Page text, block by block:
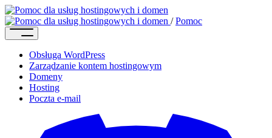
/ Pomoc
Obsługa WordPress
Zarządzanie kontem hostingowym
Domeny
Hosting
Poczta e-mail